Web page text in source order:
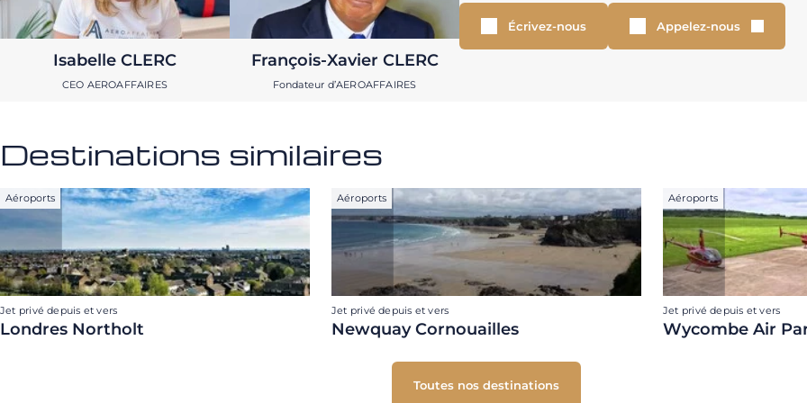
Isabelle CLERC
CEO AEROAFFAIRES
François-Xavier CLERC
Fondateur d’AEROAFFAIRES
Écrivez-nous Appelez-nous
Destinations similaires
Aéroports
Jet privé depuis et vers
Londres Northolt
Aéroports
Jet privé depuis et vers
Newquay Cornouailles
Aéroports
Jet privé depuis et vers
Wycombe Air
Toutes nos destinations